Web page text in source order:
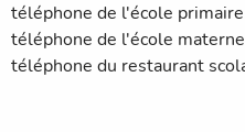
téléphone de l'école
téléphone de l'école
téléphone du restaurant